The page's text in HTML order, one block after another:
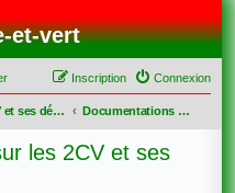
et-vert
Connexion
Inscription
Les 2CV et ses dérivées Documentations et infos sur les 2CV et ses dérivées
les 2CV et ses